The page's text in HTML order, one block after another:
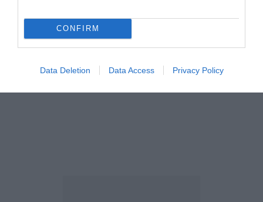
CONFIRM
Data Deletion Data Access Privacy Policy